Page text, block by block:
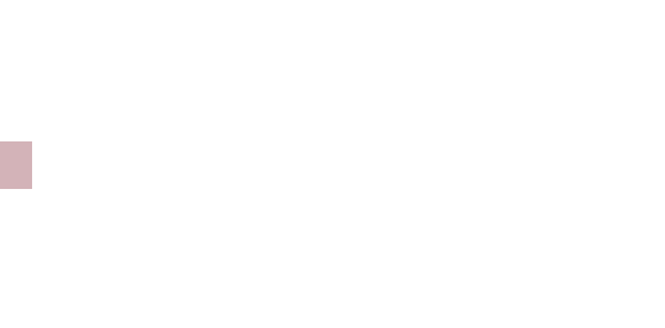
Blanc van
terwijl de
geeft. De
van rijpe en